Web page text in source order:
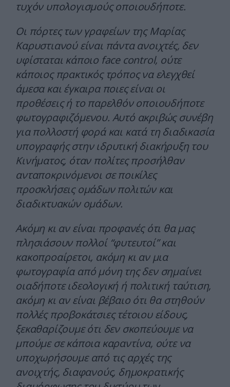
τυχόν υπολογισμούς οποιουδήποτε.
Οι πόρτες των γραφείων της Μαρίας
Καρυστιανού είναι πάντα ανοιχτές, δεν
υφίσταται κάποιο face control, ούτε
κάποιος πρακτικός τρόπος να ελεγχθεί
άμεσα και έγκαιρα ποιες είναι οι
προθέσεις ή το παρελθόν οποιουδήποτε
φωτογραφιζόμενου. Αυτό ακριβώς συνέβη
για πολλοστή φορά και κατά τη διαδικασία
υπογραφής στην ιδρυτική διακήρυξη του
Κινήματος, όταν πολίτες προσήλθαν
ανταποκρινόμενοι σε ποικίλες
προσκλήσεις ομάδων πολιτών και
διαδικτυακών ομάδων.
Ακόμη κι αν είναι προφανές ότι θα μας
πλησιάσουν πολλοί “φυτευτοί” και
κακοπροαίρετοι, ακόμη κι αν μια
φωτογραφία από μόνη της δεν σημαίνει
οιαδήποτε ιδεολογική ή πολιτική ταύτιση,
ακόμη κι αν είναι βέβαιο ότι θα στηθούν
πολλές προβοκάτσιες τέτοιου είδους,
ξεκαθαρίζουμε ότι δεν σκοπεύουμε να
μπούμε σε κάποια καραντίνα, ούτε να
υποχωρήσουμε από τις αρχές της
ανοιχτής, διαφανούς, δημοκρατικής